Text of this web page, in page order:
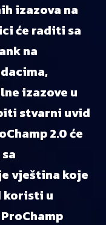
izazova na
će raditi sa
na
izazove u
stvarni uvid
2.0 će
vještina koje
koristi u